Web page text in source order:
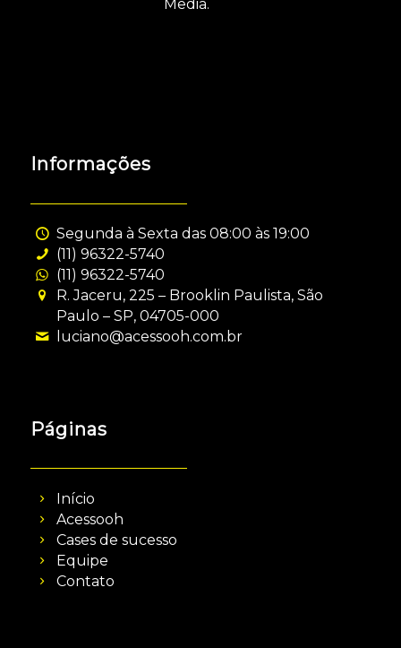
Media.
Informações
Segunda à Sexta das 08:00 às 19:00
(11) 96322-5740
(11) 96322-5740
R. Jaceru, 225 – Brooklin Paulista, São
Paulo – SP, 04705-000
luciano@acessooh.com.br
Páginas
Início
Acessooh
Cases de sucesso
Equipe
Contato